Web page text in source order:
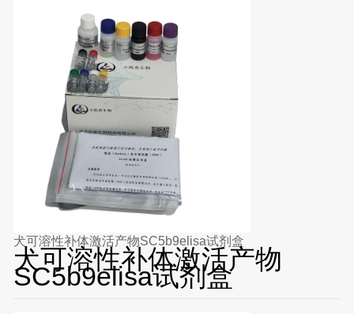
犬可溶性补体激活产物SC5b9elisa试剂盒
犬可溶性补体激活产物
SC5b9elisa试剂盒